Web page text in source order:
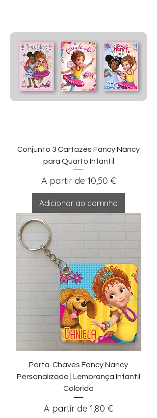
Conjunto 3 Cartazes Fancy Nancy
para Quarto Infantil
A partir de 10,50 €
Preço promocional
Adicionar ao carrinho
Porta-Chaves Fancy Nancy
Personalizado | Lembrança Infantil
Colorida
A partir de 1,80 €
Preço promocional